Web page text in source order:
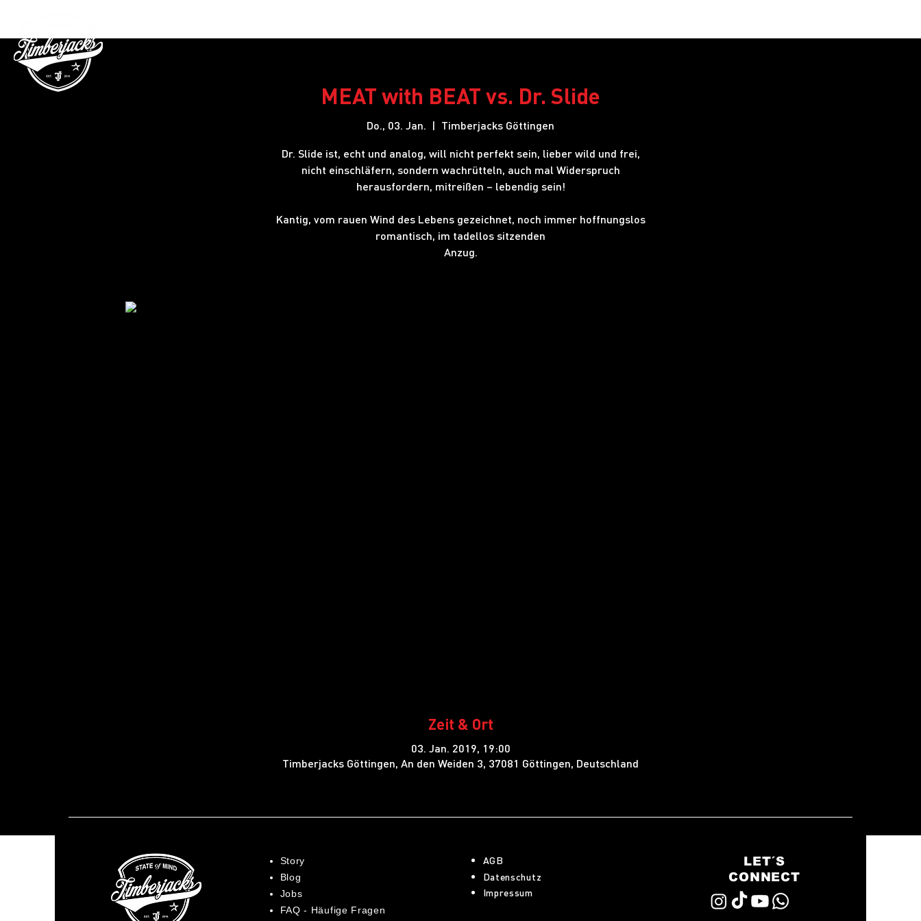
MEAT with BEAT vs. Dr. Slide
Do., 03. Jan.
  |
Timberjacks Göttingen
Dr. Slide ist, echt und analog, will nicht perfekt sein, lieber wild und frei,
nicht einschläfern, sondern wachrütteln, auch mal Widerspruch
herausfordern, mitreißen – lebendig sein!
Kantig, vom rauen Wind des Lebens gezeichnet, noch immer hoffnungslos
romantisch, im tadellos sitzenden
Anzug.
Zeit & Ort
03. Jan. 2019, 19:00
Timberjacks Göttingen, An den Weiden 3, 37081 Göttingen, Deutschland
Story
Blog
Jobs
FAQ - Häufige Fragen
AGB
Datenschutz
Impressum
LET´S
CONNECT